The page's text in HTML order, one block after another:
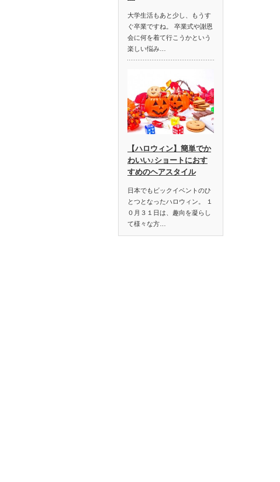
大学生活もあと少し、もうす
ぐ卒業ですね。 卒業式や謝恩
会に何を着て行こうかという
楽しい悩み…
【ハロウィン】簡単でか
わいい♪ショートにおす
すめのヘアスタイル
日本でもビックイベントのひ
とつとなったハロウィン。 １
０月３１日は、趣向を凝らし
て様々な方…